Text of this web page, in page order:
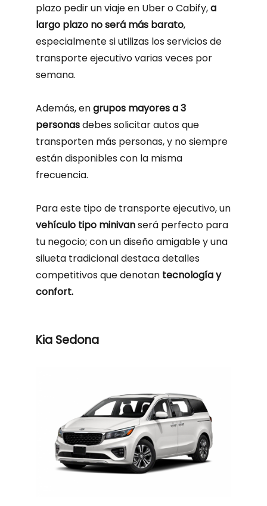
plazo pedir un viaje en Uber o Cabify,a
largo plazo no será más barato,
especialmente si utilizas los servicios de
transporte ejecutivo varias veces por
semana.
Además, engrupos mayores a 3
personasdebes solicitar autos que
transporten más personas, y no siempre
están disponibles con la misma
frecuencia.
Para este tipo de transporte ejecutivo, un
vehículo tipo minivanserá perfecto para
tu negocio; con un diseño amigable y una
silueta tradicional destaca detalles
competitivos que denotantecnología y
confort.
Kia Sedona